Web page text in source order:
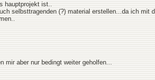
hauptprojekt ist..
selbsttragenden (?) material erstellen...da ich mit
mir aber nur bedingt weiter geholfen...